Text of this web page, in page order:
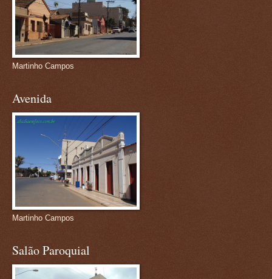
Martinho Campos
Avenida
Martinho Campos
Salão Paroquial